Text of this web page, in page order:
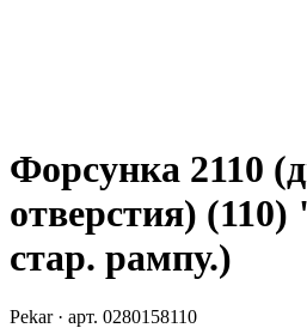
Форсунка 2110
отверстия)
стар. рампу.)
Pekar· арт. 0280158110